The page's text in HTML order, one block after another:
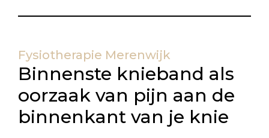
Fysiotherapie Merenwijk
Binnenste knieband als
oorzaak van pijn aan de
binnenkant van je knie